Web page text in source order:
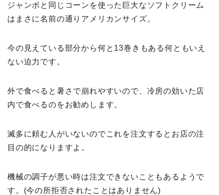
ジャンボと同じコーンを使った巨大なソフトクリーム
はまさに名前の通りアメリカンサイズ。
今の見えている部分から何と13巻きもある何ともいえ
ない迫力です。
外で食べると暑さで崩れやすいので、冷房の効いた店
内で食べるのをお勧めします。
滅多に頼む人がいないのでこれを注文するとお店の注
目の的になりますよ。
機械の調子が悪い時は注文できないこともあるようで
す。(今の所拒否されたことはありません)